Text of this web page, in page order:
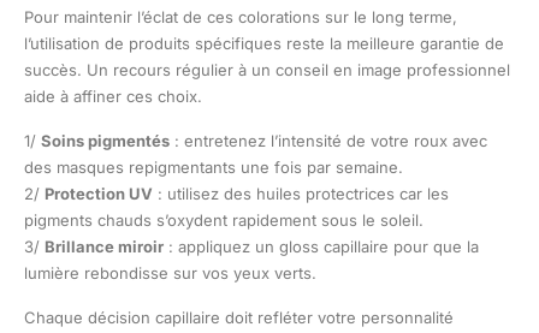
Pour maintenir l’éclat de ces colorations sur le long terme,
l’utilisation de produits spécifiques reste la meilleure garantie de
succès. Un recours régulier à un conseil en image professionnel
aide à affiner ces choix.
1/ Soins pigmentés : entretenez l’intensité de votre roux avec
des masques repigmentants une fois par semaine.
2/ Protection UV : utilisez des huiles protectrices car les
pigments chauds s’oxydent rapidement sous le soleil.
3/ Brillance miroir : appliquez un gloss capillaire pour que la
lumière rebondisse sur vos yeux verts.
Chaque décision capillaire doit refléter votre personnalité